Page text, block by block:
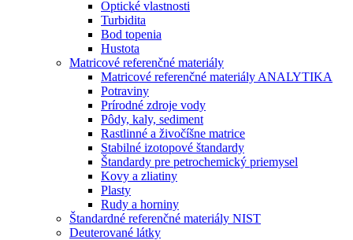
Optické vlastnosti
Turbidita
Bod topenia
Hustota
Matricové referenčné materiály
Matricové referenčné materiály ANALYTIKA
Potraviny
Prírodné zdroje vody
Pôdy, kaly, sediment
Rastlinné a živočíšne matrice
Stabilné izotopové štandardy
Štandardy pre petrochemický priemysel
Kovy a zliatiny
Plasty
Rudy a horniny
Štandardné referenčné materiály NIST
Deuterované látky